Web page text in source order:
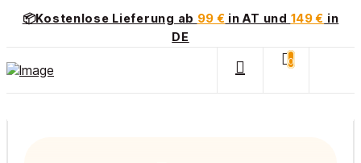
📦Kostenlose Lieferung ab 99 € in AT und 149 € in
DE
0